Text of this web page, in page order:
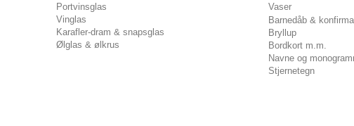
Portvinsglas
Vinglas
Karafler-dram & snapsglas
Ølglas & ølkrus
Vaser
Barnedåb &
Bryllup
Bordkort m.m.
Navne og
Stjernetegn